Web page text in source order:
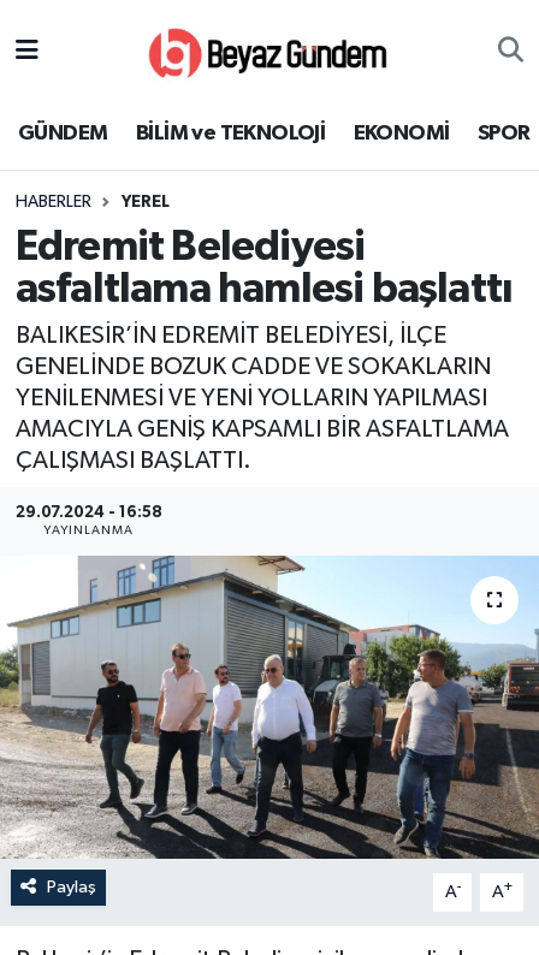
GÜNDEM BİLİM ve TEKNOLOJİ EKONOMİ SPOR
HABERLER YEREL
Edremit Belediyesi
asfaltlama hamlesi başlattı
BALIKESİR’İN EDREMİT BELEDİYESİ, İLÇE
GENELİNDE BOZUK CADDE VE SOKAKLARIN
YENİLENMESİ VE YENİ YOLLARIN YAPILMASI
AMACIYLA GENİŞ KAPSAMLI BİR ASFALTLAMA
ÇALIŞMASI BAŞLATTI.
29.07.2024 - 16:58
YAYINLANMA
Paylaş A- A+
EKONOMİ
SPOR
SAĞLIK
EĞİTİM
KÜLTÜR SANAT
MAGAZİN
YEREL
Süper Lig Puan Durumu ve Fikstür
Tüm Manşetler
Son Dakika Haberleri
Haber Arşivi